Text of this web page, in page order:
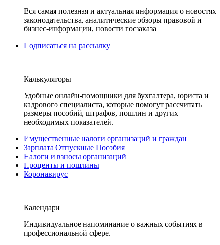
Вся самая полезная и актуальная информация о новостях
законодательства, аналитические обзоры правовой и
бизнес-информации, новости госзаказа
Подписаться на рассылку
Калькуляторы
Удобные онлайн-помощники для бухгалтера, юриста и
кадрового специалиста, которые помогут рассчитать
размеры пособий, штрафов, пошлин и других
необходимых показателей.
Имущественные налоги организаций и граждан
Зарплата Отпускные Пособия
Налоги и взносы организаций
Проценты и пошлины
Коронавирус
Календари
Индивидуальное напоминание о важных событиях в
профессиональной сфере.